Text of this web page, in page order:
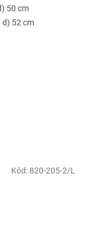
50 cm
d) 52 cm
Kód: 820-205-2/L